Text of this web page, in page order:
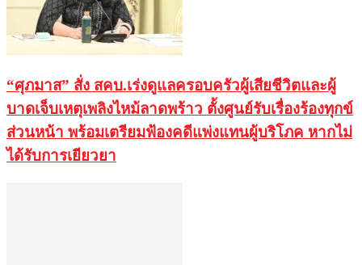
“ศุภมาส” สั่ง สคบ.เร่งดูแลครอบครัวผู้เสียชีวิตและผู้
บาดเจ็บเหตุเพลิงไหม้ลาดพร้าว ตั้งศูนย์รับเรื่องร้องทุกข์
ส่วนหน้า พร้อมเตรียมฟ้องคดีแพ่งแทนผู้บริโภค หากไม่
ได้รับการเยียวยา